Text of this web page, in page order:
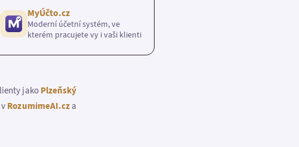
MyÚčto.cz
Moderní účetní systém, ve
kterém pracujete vy i vaši klienti
jako Plzeňský
RozumimeAI.cza